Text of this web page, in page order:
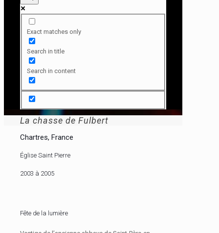
Exact matches only
Search in title
Search in content
La chasse de Fulbert
Chartres, France
Église Saint Pierre
2003 à 2005
Fête de la lumière